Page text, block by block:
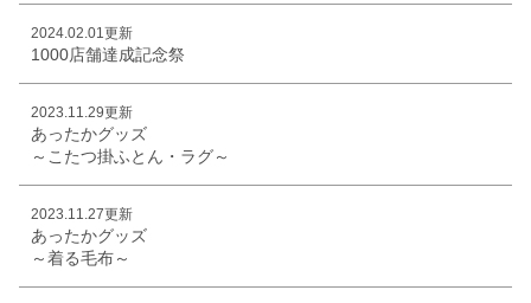
2024.02.01更新
1000店舗達成記念祭
2023.11.29更新
あったかグッズ
～こたつ掛ふとん・ラグ～
2023.11.27更新
あったかグッズ
～着る毛布～